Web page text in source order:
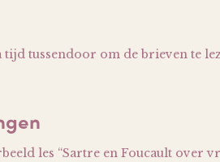
tussendoor om de brieven te
les “Sartre en Foucault over